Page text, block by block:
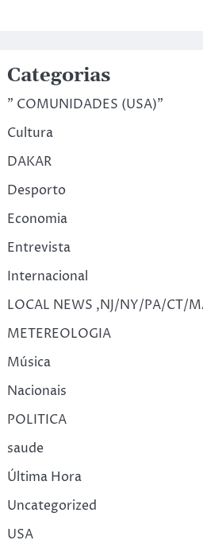
Categorias
" COMUNIDADES (USA)"
Cultura
DAKAR
Desporto
Economia
Entrevista
Internacional
LOCAL NEWS ,NJ/NY/PA/CT/
METEREOLOGIA
Música
Nacionais
POLITICA
saude
Última Hora
Uncategorized
USA